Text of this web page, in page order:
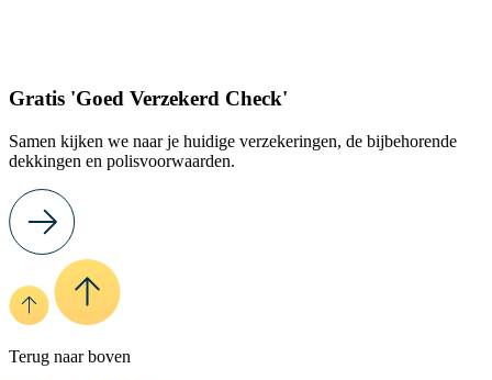
Gratis 'Goed Verzekerd Check'
Samen kijken we naar je huidige verzekeringen, de bijbehorende
dekkingen en polisvoorwaarden.
Terug naar boven